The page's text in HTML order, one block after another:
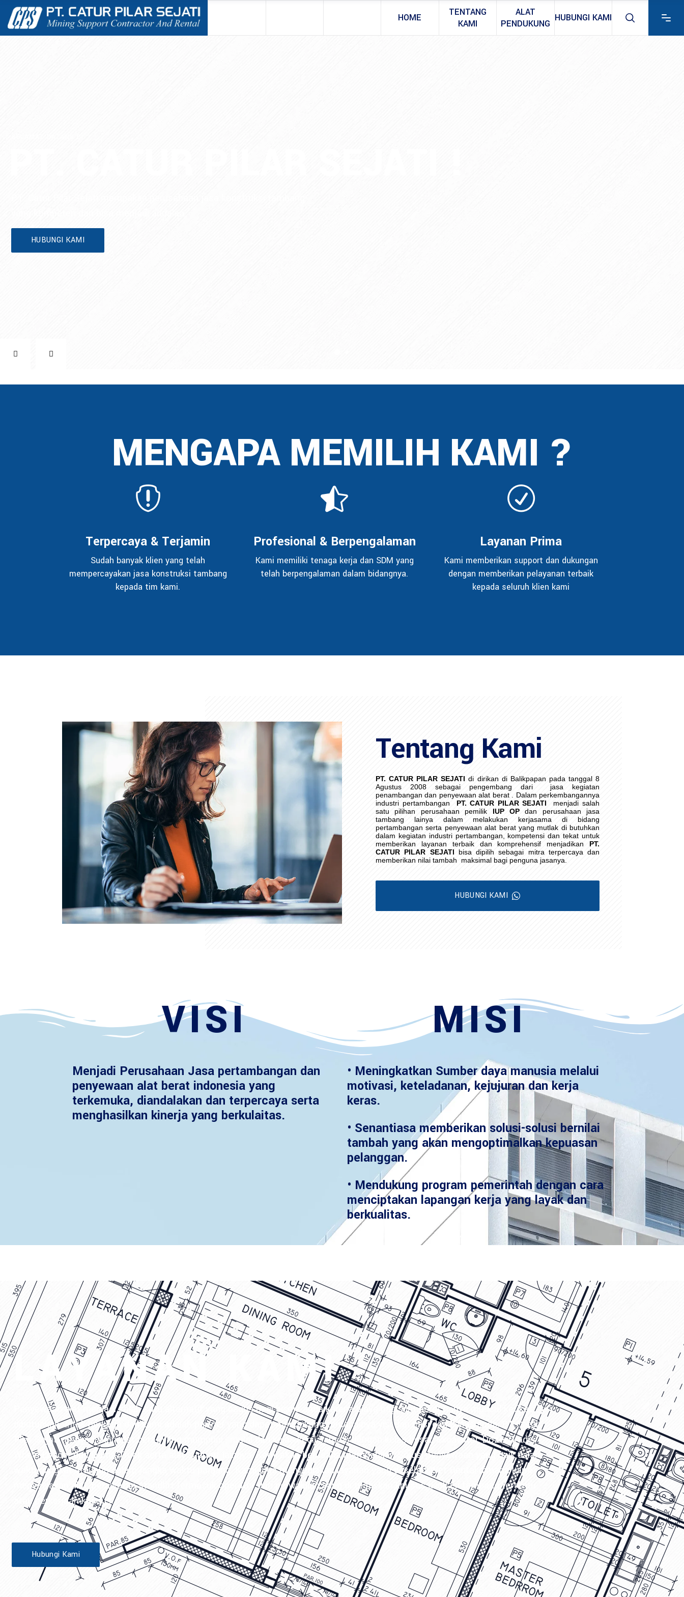
HOME
TENTANG
KAMI
ALAT
PENDUKUNG
HUBUNGI KAMI
HUBUNGI KAMI
MENGAPA MEMILIH KAMI ?
Terpercaya & Terjamin
Sudah banyak klien yang telah
mempercayakan jasa konstruksi tambang
kepada tim kami.
Profesional & Berpengalaman
Kami memiliki tenaga kerja dan SDM yang
telah berpengalaman dalam bidangnya.
Layanan Prima
Kami memberikan support dan dukungan
dengan memberikan pelayanan terbaik
kepada seluruh klien kami
Tentang Kami
PT. CATUR PILAR SEJATI di dirikan di Balikpapan pada tanggal 8
Agustus 2008 sebagai pengembang dari
jasa kegiatan
penambangan dan penyewaan alat berat . Dalam perkembangannya
industri pertambangan
PT. CATUR PILAR SEJATI
menjadi salah
satu pilihan perusahaan pemilik IUP OPdan perusahaan jasa
tambang lainya dalam melakukan kerjasama di bidang
pertambangan serta penyewaan alat berat yang mutlak di butuhkan
dalam kegiatan industri pertambangan, kompetensi dan tekat untuk
memberikan layanan terbaik dan komprehensif menjadikan PT.
CATUR PILAR SEJATI bisa dipilih sebagai mitra terpercaya dan
memberikan nilai tambah
maksimal bagi penguna jasanya.
HUBUNGI KAMI
VISI
Menjadi Perusahaan Jasa pertambangan dan
penyewaan alat berat indonesia yang
terkemuka, diandalakan dan terpercaya serta
menghasilkan kinerja yang berkulaitas.
MISI
• Meningkatkan Sumber daya manusia melalui
motivasi, keteladanan, kejujuran dan kerja
keras.
• Senantiasa memberikan solusi-solusi bernilai
tambah yang akan mengoptimalkan kepuasan
pelanggan.
• Mendukung program pemerintah dengan cara
menciptakan lapangan kerja yang layak dan
berkualitas.
LAYANAN KAMI
Penyewaan alat menjadi salah satu alternatif yang bagus bagi bisnis anda karena biaya bagi alat berat hanya muncul ketika
dibutuhkan untuk berkerja dan kami adalah partner yang dapat mendukung tercapainya visi dan misi dari bisnis anda. PT Catur
Pilar Sejati menyediakan alat berat yang mumpuni , mulai dari kelas kecil sampai dengan kelas besar, Excavator, Dozer,Grader,
Wheel Loader dan Dump Truck serta alat support lainnya. Kami akan berusaha memberikan Solusi penyewaan yang baik dalam
waktu singkat ataupun dalam jangka waktu panjang. Kami juga menyediakan layanan yang di sebut Wet Rental dimana kami
menyewakan alat, perawatan standart termasuk operator dan perwakilan yang di tugaskan khusus dilokasi tambang tertentu
atau perkerjaan khusus.
Hubungi Kami
DUMP TRUCK TOOLS
HINO FM 350 PL (Mining)
Find Out More
EXCAVATOR TOOLS
KOMATSU PC200-10M0
CE
Find Out More